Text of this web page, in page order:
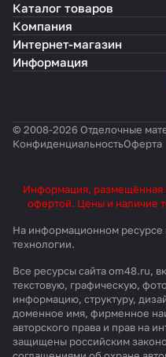
Каталог товаров
Компания
Интернет-магазин
Информация
© 2008-2026 Отделочные
КонфиденциальностьОферта
Информация, размещённая
офертой. Цены и наличие
На информационном ресурсе
технологии.
Все ресурсы сайта om48.ru,
текстовую, графическую,
информацию, структуру,
доменное имя, фирменное
авторского права и прав на
защищены российским